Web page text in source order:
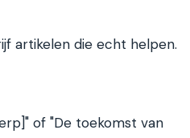
artikelen die echt helpen.
of "De toekomst van